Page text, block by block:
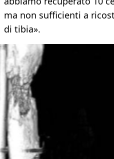
ma non sufficienti a
di tibia».